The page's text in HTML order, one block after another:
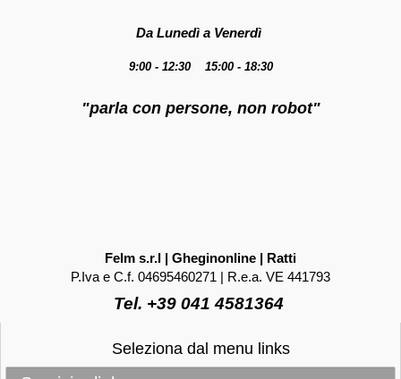
Da Lunedì a Venerdì
9:00 - 12:30 15:00 - 18:30
"parla con persone, non robot"
Felm s.r.l | Gheginonline | Ratti
P.Iva e C.f. 04695460271 | R.e.a. VE 441793
Tel. +39 041 4581364
Seleziona dal menu links